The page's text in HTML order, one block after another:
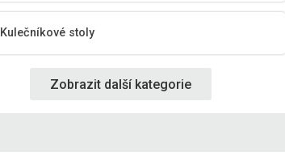
Kulečníkové stoly
Zobrazit další kategorie